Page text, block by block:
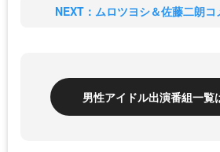
NEXT：ムロツヨシ＆佐藤二朗
男性アイドル出演番組一覧